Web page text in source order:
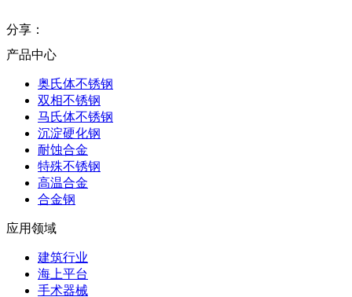
分享：
产品中心
奥氏体不锈钢
双相不锈钢
马氏体不锈钢
沉淀硬化钢
耐蚀合金
特殊不锈钢
高温合金
合金钢
应用领域
建筑行业
海上平台
手术器械